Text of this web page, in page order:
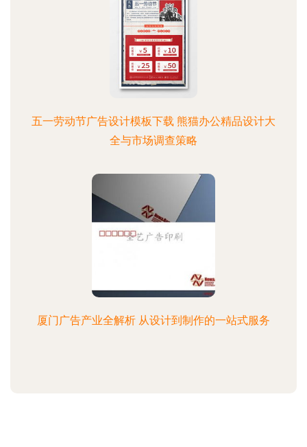
五一劳动节广告设计模板下载 熊猫办公精品设计大
全与市场调查策略
厦门广告产业全解析 从设计到制作的一站式服务